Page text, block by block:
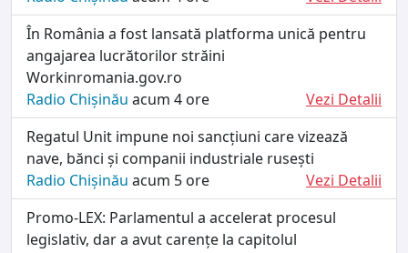
În România a fost lansată platforma unică pentru
angajarea lucrătorilor străini
Workinromania.gov.ro
Radio Chișinău acum 4 ore
Vezi Detalii
Regatul Unit impune noi sancțiuni care vizează
nave, bănci și companii industriale rusești
Radio Chișinău acum 5 ore
Vezi Detalii
Promo-LEX: Parlamentul a accelerat procesul
legislativ, dar a avut carențe la capitolul